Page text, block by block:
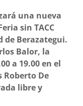
una nueva
sin TACC
de Berazategui.
Balor, la
a 19.00 en el
Roberto De
libre y